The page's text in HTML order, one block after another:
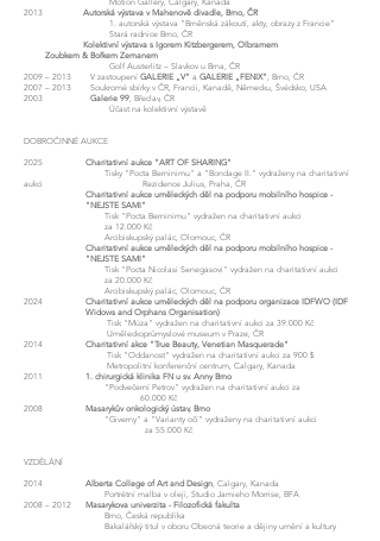
2013 Autorská výstava v Mahenově divadle, Brno, ČR
1. autorská výstava "Brněnská zákoutí, akty, obrazy z Francie"
Stará radnice Brno, ČR
Kolektivní výstava s Igorem Kitzbergerem, Olbramem
Zoubkem & Bořkem Zemanem
Golf Austerlitz – Slavkov u Brna, ČR
2009 – 2013 V zastoupení GALERIE „V“ a GALERIE „FENIX“, Brno, ČR
2007 – 2013 Soukromé sbírky v ČR, Francii, Kanadě, Německu, Švédsko, USA
2003 Galerie 99, Břeclav, ČR
Účast na kolektivní výstavě
DOBROČINNÉ AUKCE
2025 Charitativní aukce "ART OF SHARING"
Tisky "Pocta Berninimu" a "Bondage II." vydraženy na charitativní
aukci Rezidence Julius, Praha, ČR
Charitativní aukce uměleckých děl na podporu mobilního hospice -
"NEJSTE SAMI"
Tisk "Pocta Berninimu" vydražen na charitativní aukci
za 12.000 Kč
Arcibiskupský palác, Olomouc, ČR
Charitativní aukce uměleckých děl na podporu mobilního hospice -
"NEJSTE SAMI"
Tisk "Pocta Nicolasi Senegasovi" vydražen na charitativní aukci
za 20.000 Kč
Arcibiskupský palác, Olomouc, ČR
2024 Charitativní aukce uměleckých děl na podporu organizace IDFWO (IDF
Widows and Orphans Organisation)
Tisk "Múza" vydražen na charitativní aukci za 39.000 Kč
Uměleckoprůmyslové museum v Praze, ČR
2014 Charitativní akce "True Beauty, Venetian Masquerade"
Tisk "Oddanost" vydražen na charitativní aukci za 900 $
Metropolitní konferenční centrum, Calgary, Kanada
2011
1. chirurgická klinika FN u sv. Anny Brno
"Podvečerní Petrov" vydražen na charitativní aukci za
60.000 Kč
2008 Masarykův onkologický ústav, Brno
"Giverny" a "Varianty očí" vydraženy na charitativní aukci
za 55.000 Kč
VZDĚLÁNÍ
2014 Alberta College of Art and Design, Calgary, Kanada
Portrétní malba v oleji, Studio Jamieho Morrise, BFA
2008 – 2012 Masarykova univerzita - Filozofická fakulta
Brno, Česká republika
Bakalářský titul v oboru Obecná teorie a dějiny umění a kultury